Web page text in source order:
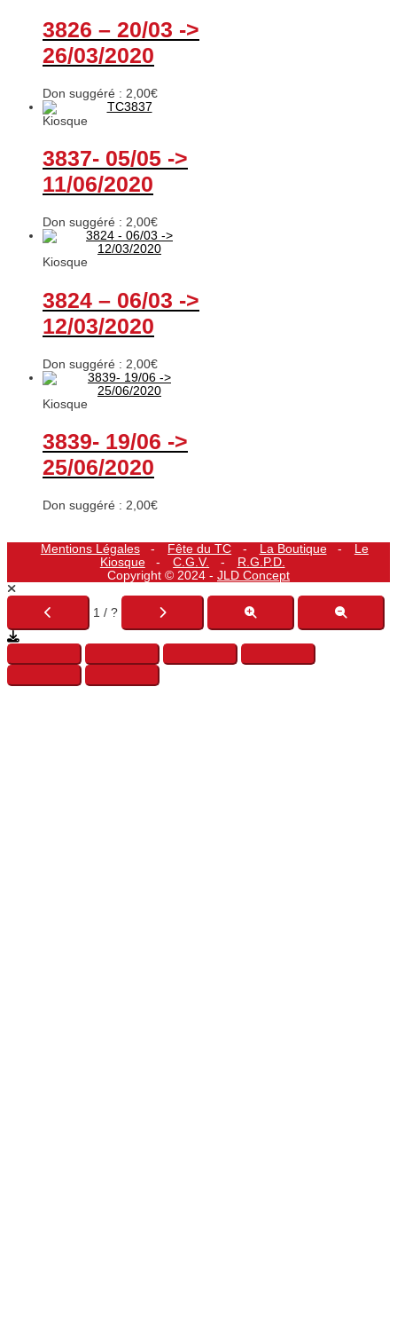
3826 – 20/03 ->
26/03/2020
Don suggéré : 2,00€
Kiosque
3837- 05/05 ->
11/06/2020
Don suggéré : 2,00€
Kiosque
3824 – 06/03 ->
12/03/2020
Don suggéré : 2,00€
Kiosque
3839- 19/06 ->
25/06/2020
Don suggéré : 2,00€
Mentions Légales Fête du TC La Boutique
Le
Kiosque
C.G.V.
R.G.P.D.
Copyright © 2024 - JLD Concept
1 / ?